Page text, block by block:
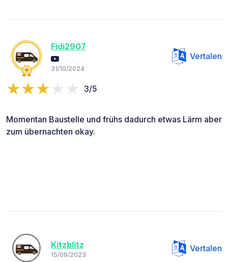
Fidi2907
31/10/2024
Vertalen
3/5
Momentan Baustelle und frühs dadurch etwas Lärm aber
zum übernachten okay.
Kitzblitz
15/09/2023
Vertalen